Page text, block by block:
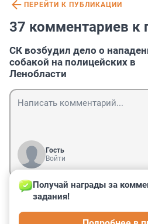
ПЕРЕЙТИ К ПУБЛИКАЦИИ
37 комментариев к
СК возбудил дело о
собакой на полицейских в
Ленобласти
Гость
Войти
Гость
Получай награды за
задания!